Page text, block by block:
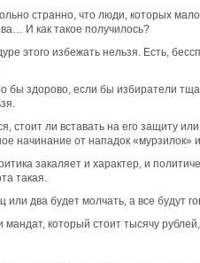
странно, что люди, которых
И как такое получилось?
этого избежать нельзя. Есть,
бы здорово, если бы избиратели
стоит ли вставать на его защиту
начинание от нападок «мурзилок»
закаляет и характер, и
такая.
два будет молчать, а все будут
который стоит тысячу